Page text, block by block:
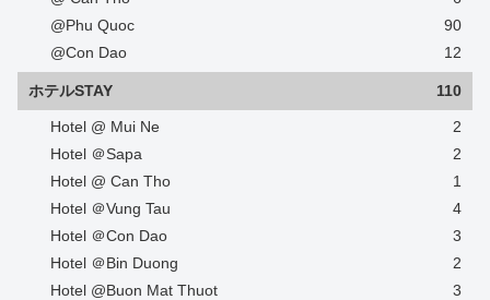
@Phu Quoc
90
@Con Dao
12
ホテルSTAY 110
Hotel @ Mui Ne
2
Hotel ＠Sapa
2
Hotel @ Can Tho
1
Hotel ＠Vung Tau
4
Hotel ＠Con Dao
3
Hotel ＠Bin Duong
2
Hotel @Buon Mat Thuot
3